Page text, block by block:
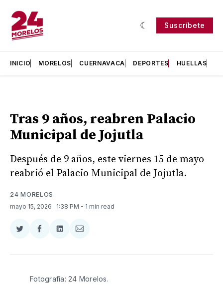
Suscríbete
INICIO MORELOS CUERNAVACA DEPORTES HUELLAS
Tras 9 años, reabren Palacio
Municipal de Jojutla
Después de 9 años, este viernes 15 de mayo
reabrió el Palacio Municipal de Jojutla.
24 MORELOS
mayo 15, 2026 . 1:38 PM - 1 min read
Compartir
Twitter
Compartir
Facebook
Compartir
LinkedIn
Compartir
Email
Fotografía: 24 Morelos.